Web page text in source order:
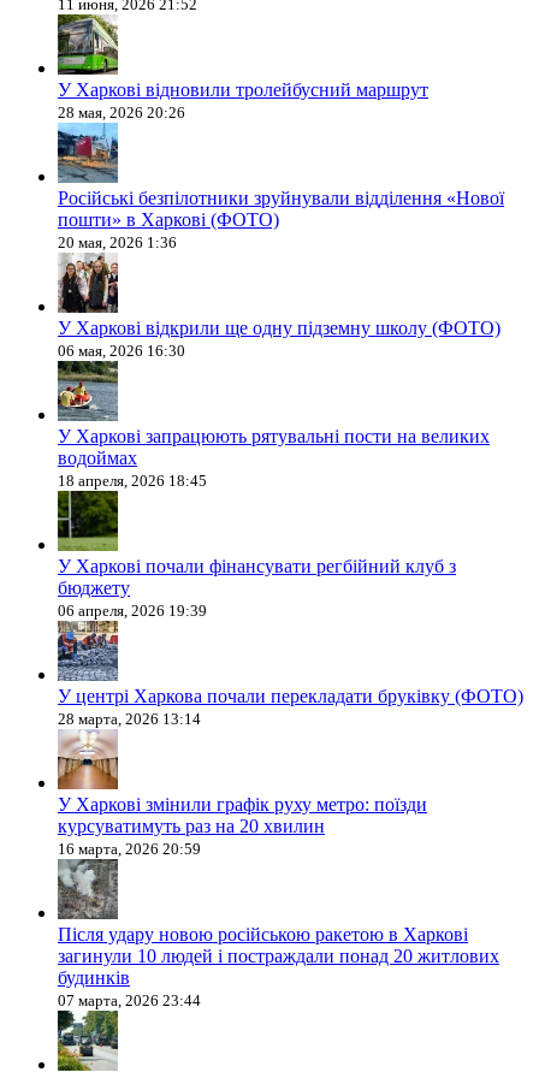
11 июня, 2026 21:52
У Харкові відновили тролейбусний маршрут
28 мая, 2026 20:26
Російські безпілотники зруйнували відділення «Нової
пошти» в Харкові (ФОТО)
20 мая, 2026 1:36
У Харкові відкрили ще одну підземну школу (ФОТО)
06 мая, 2026 16:30
У Харкові запрацюють рятувальні пости на великих
водоймах
18 апреля, 2026 18:45
У Харкові почали фінансувати регбійний клуб з
бюджету
06 апреля, 2026 19:39
У центрі Харкова почали перекладати бруківку (ФОТО)
28 марта, 2026 13:14
У Харкові змінили графік руху метро: поїзди
курсуватимуть раз на 20 хвилин
16 марта, 2026 20:59
Після удару новою російською ракетою в Харкові
загинули 10 людей і постраждали понад 20 житлових
будинків
07 марта, 2026 23:44